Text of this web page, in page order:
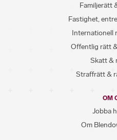
Familjerätt
Fastighet,
Internationell
Offentlig rätt
Skatt &
Straffrätt &
OM
Jobba
Om